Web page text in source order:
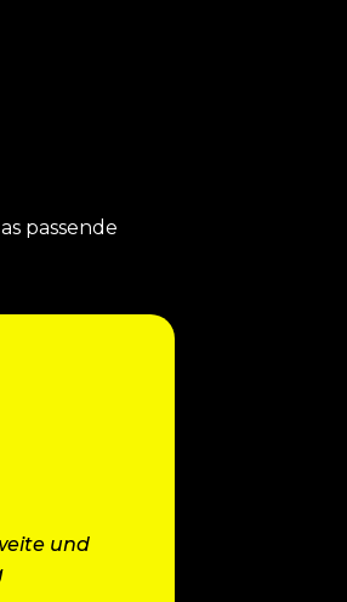
passende
und